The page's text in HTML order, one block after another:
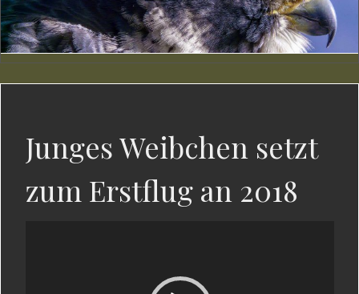
Junges Weibchen setzt
zum Erstflug an 2018